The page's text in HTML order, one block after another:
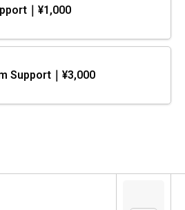
｜¥1,000
Support｜¥3,000